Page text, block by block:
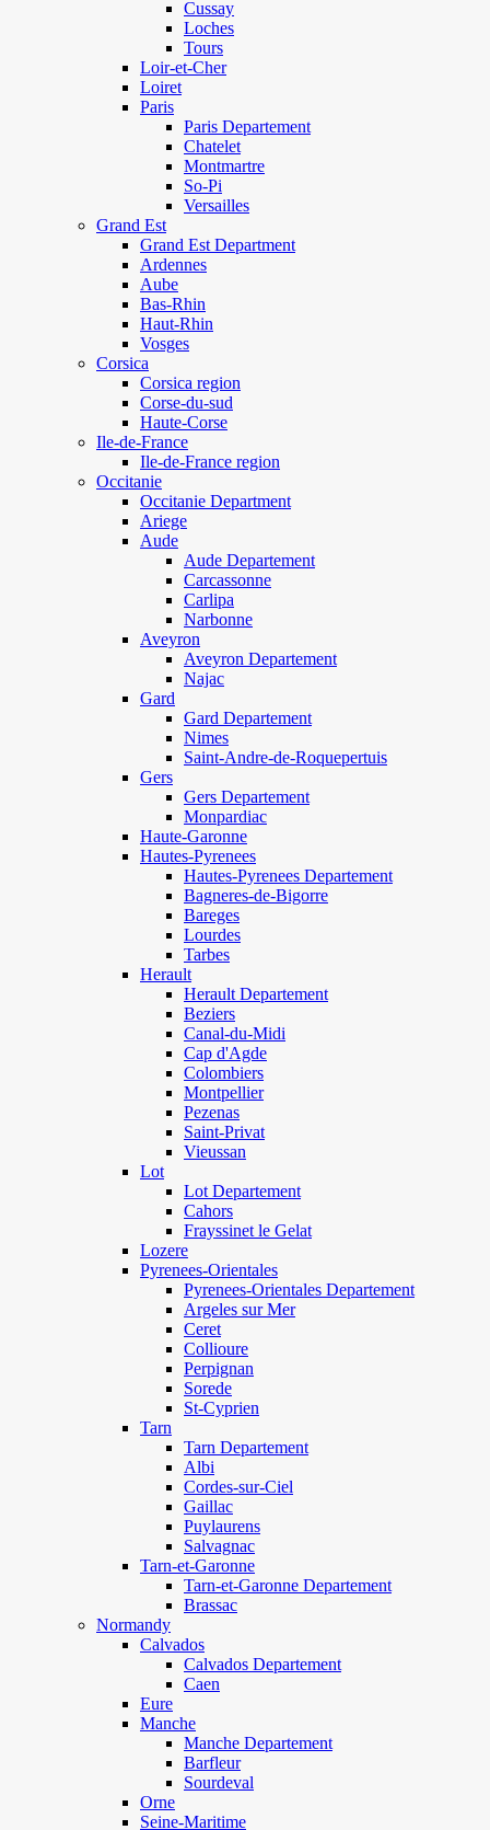
Cussay
Loches
Tours
Loir-et-Cher
Loiret
Paris
Paris Departement
Chatelet
Montmartre
So-Pi
Versailles
Grand Est
Grand Est Department
Ardennes
Aube
Bas-Rhin
Haut-Rhin
Vosges
Corsica
Corsica region
Corse-du-sud
Haute-Corse
Ile-de-France
Ile-de-France region
Occitanie
Occitanie Department
Ariege
Aude
Aude Departement
Carcassonne
Carlipa
Narbonne
Aveyron
Aveyron Departement
Najac
Gard
Gard Departement
Nimes
Saint-Andre-de-Roquepertuis
Gers
Gers Departement
Monpardiac
Haute-Garonne
Hautes-Pyrenees
Hautes-Pyrenees Departement
Bagneres-de-Bigorre
Bareges
Lourdes
Tarbes
Herault
Herault Departement
Beziers
Canal-du-Midi
Cap d'Agde
Colombiers
Montpellier
Pezenas
Saint-Privat
Vieussan
Lot
Lot Departement
Cahors
Frayssinet le Gelat
Lozere
Pyrenees-Orientales
Pyrenees-Orientales Departement
Argeles sur Mer
Ceret
Collioure
Perpignan
Sorede
St-Cyprien
Tarn
Tarn Departement
Albi
Cordes-sur-Ciel
Gaillac
Puylaurens
Salvagnac
Tarn-et-Garonne
Tarn-et-Garonne Departement
Brassac
Normandy
Calvados
Calvados Departement
Caen
Eure
Manche
Manche Departement
Barfleur
Sourdeval
Orne
Seine-Maritime